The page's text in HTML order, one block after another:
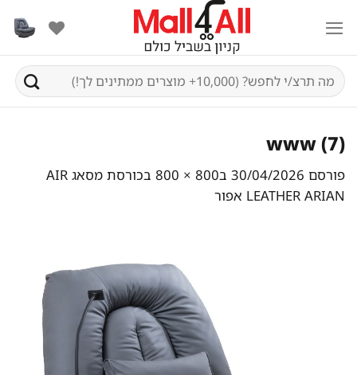
content
חיפוש
עבור:
www (7)
פורסם 30/04/2026 ב800 × 800 ב
כורסת מסאג AIR
LEATHER ARIAN אפור